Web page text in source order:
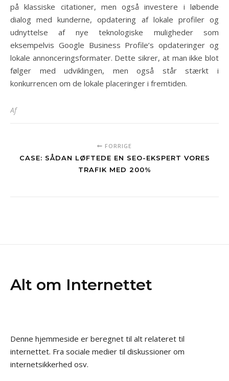
på klassiske citationer, men også investere i løbende
dialog med kunderne, opdatering af lokale profiler og
udnyttelse af nye teknologiske muligheder som
eksempelvis Google Business Profile’s opdateringer og
lokale annonceringsformater. Dette sikrer, at man ikke blot
følger med udviklingen, men også står stærkt i
konkurrencen om de lokale placeringer i fremtiden.
Af
FORRIGE
CASE: SÅDAN LØFTEDE EN SEO-EKSPERT VORES
TRAFIK MED 200%
Alt om Internettet
Denne hjemmeside er beregnet til alt relateret til
internettet. Fra sociale medier til diskussioner om
internetsikkerhed osv.